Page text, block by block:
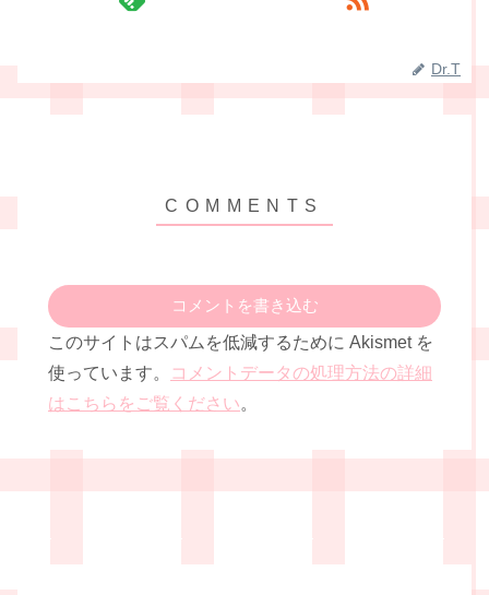
Dr.T
コメントを書き込む
このサイトはスパムを低減するために Akismet を
使っています。
コメントデータの処理方法の詳細
はこちらをご覧ください。